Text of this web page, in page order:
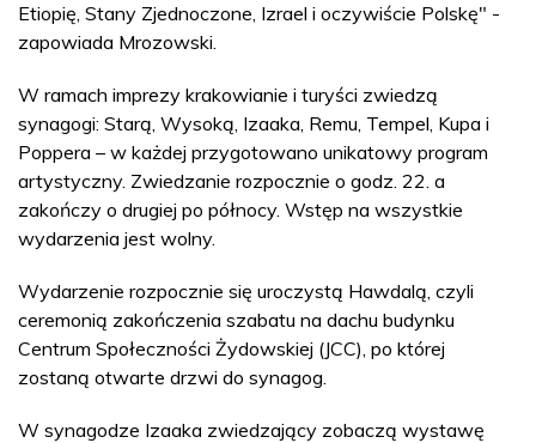
Etiopię, Stany Zjednoczone, Izrael i oczywiście Polskę" -
zapowiada Mrozowski.
W ramach imprezy krakowianie i turyści zwiedzą
synagogi: Starą, Wysoką, Izaaka, Remu, Tempel, Kupa i
Poppera – w każdej przygotowano unikatowy program
artystyczny. Zwiedzanie rozpocznie o godz. 22. a
zakończy o drugiej po północy. Wstęp na wszystkie
wydarzenia jest wolny.
Wydarzenie rozpocznie się uroczystą Hawdalą, czyli
ceremonią zakończenia szabatu na dachu budynku
Centrum Społeczności Żydowskiej (JCC), po której
zostaną otwarte drzwi do synagog.
W synagodze Izaaka zwiedzający zobaczą wystawę